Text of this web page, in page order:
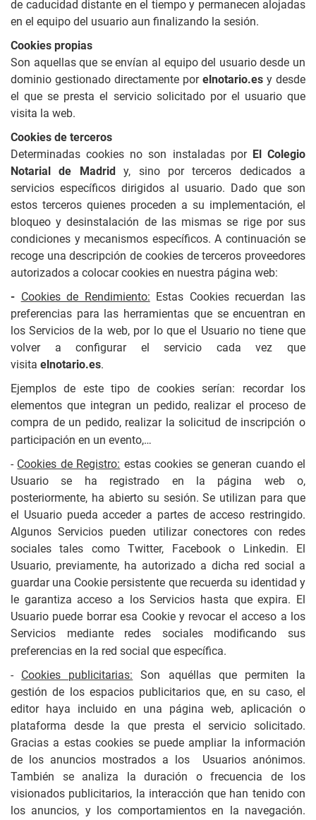
de caducidad distante en el tiempo y permanecen alojadas
en el equipo del usuario aun finalizando la sesión.
Cookies propias
Son aquellas que se envían al equipo del usuario desde un
dominio gestionado directamente por elnotario.es y desde
el que se presta el servicio solicitado por el usuario que
visita la web.
Cookies de terceros
Determinadas cookies no son instaladas por El Colegio
Notarial de Madridy, sino por terceros dedicados a
servicios específicos dirigidos al usuario. Dado que son
estos terceros quienes proceden a su implementación, el
bloqueo y desinstalación de las mismas se rige por sus
condiciones y mecanismos específicos. A continuación se
recoge una descripción de cookies de terceros proveedores
autorizados a colocar cookies en nuestra página web:
- Cookies de Rendimiento: Estas Cookies recuerdan las
preferencias para las herramientas que se encuentran en
los Servicios de la web, por lo que el Usuario no tiene que
volver a configurar el servicio cada vez que
visita elnotario.es.
Ejemplos de este tipo de cookies serían: recordar los
elementos que integran un pedido, realizar el proceso de
compra de un pedido, realizar la solicitud de inscripción o
participación en un evento,…
- Cookies de Registro: estas cookies se generan cuando el
Usuario se ha registrado en la página web o,
posteriormente, ha abierto su sesión. Se utilizan para que
el Usuario pueda acceder a partes de acceso restringido.
Algunos Servicios pueden utilizar conectores con redes
sociales tales como Twitter, Facebook o Linkedin. El
Usuario, previamente, ha autorizado a dicha red social a
guardar una Cookie persistente que recuerda su identidad y
le garantiza acceso a los Servicios hasta que expira. El
Usuario puede borrar esa Cookie y revocar el acceso a los
Servicios mediante redes sociales modificando sus
preferencias en la red social que específica.
- Cookies publicitarias: Son aquéllas que permiten la
gestión de los espacios publicitarios que, en su caso, el
editor haya incluido en una página web, aplicación o
plataforma desde la que presta el servicio solicitado.
Gracias a estas cookies se puede ampliar la información
de los anuncios mostrados a los Usuarios anónimos.
También se analiza la duración o frecuencia de los
visionados publicitarios, la interacción que han tenido con
los anuncios, y los comportamientos en la navegación.